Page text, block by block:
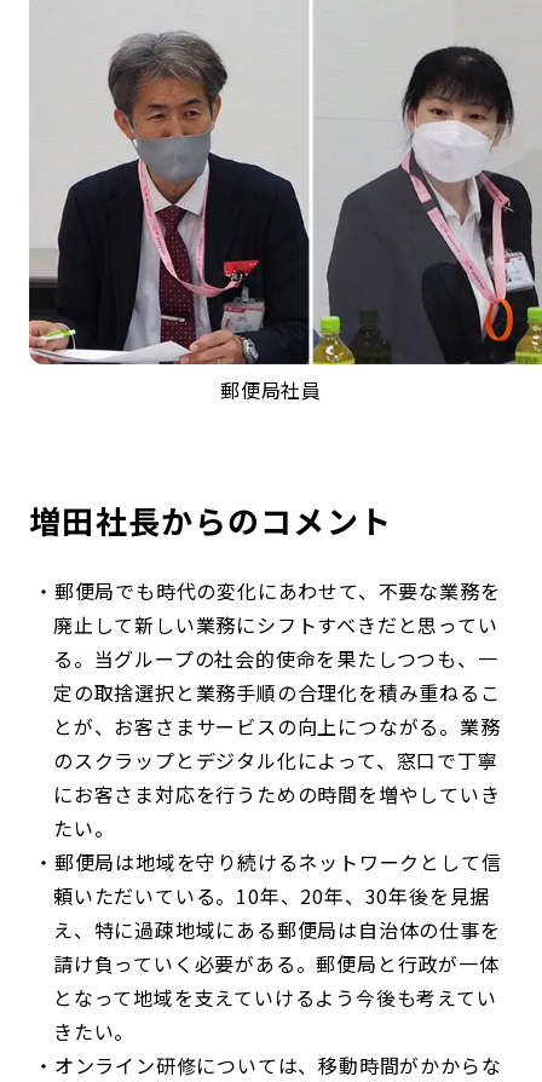
郵便局社員
増田社長からのコメント
郵便局でも時代の変化にあわせて、不要な業務を
廃止して新しい業務にシフトすべきだと思ってい
る。当グループの社会的使命を果たしつつも、一
定の取捨選択と業務手順の合理化を積み重ねるこ
とが、お客さまサービスの向上につながる。業務
のスクラップとデジタル化によって、窓口で丁寧
にお客さま対応を行うための時間を増やしていき
たい。
郵便局は地域を守り続けるネットワークとして信
頼いただいている。10年、20年、30年後を見据
え、特に過疎地域にある郵便局は自治体の仕事を
請け負っていく必要がある。郵便局と行政が一体
となって地域を支えていけるよう今後も考えてい
きたい。
オンライン研修については、移動時間がかからな